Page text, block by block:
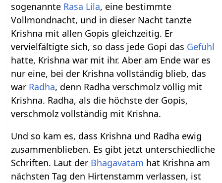
sogenannte Rasa Lila, eine bestimmte
Vollmondnacht, und in dieser Nacht tanzte
Krishna mit allen Gopis gleichzeitig. Er
vervielfältigte sich, so dass jede Gopi das Gefühl
hatte, Krishna war mit ihr. Aber am Ende war es
nur eine, bei der Krishna vollständig blieb, das
war Radha, denn Radha verschmolz völlig mit
Krishna. Radha, als die höchste der Gopis,
verschmolz vollständig mit Krishna.
Und so kam es, dass Krishna und Radha ewig
zusammenblieben. Es gibt jetzt unterschiedliche
Schriften. Laut der Bhagavatam hat Krishna am
nächsten Tag den Hirtenstamm verlassen, ist